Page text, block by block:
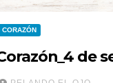
CORAZÓN
de